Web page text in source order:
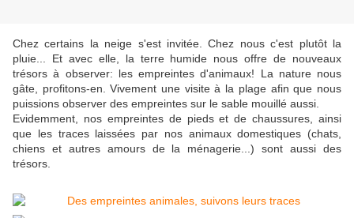
Chez certains la neige s'est invitée. Chez nous c'est plutôt la
pluie... Et avec elle, la terre humide nous offre de nouveaux
trésors à observer: les empreintes d'animaux! La nature nous
gâte, profitons-en. Vivement une visite à la plage afin que nous
puissions observer des empreintes sur le sable mouillé aussi.
Evidemment, nos empreintes de pieds et de chaussures, ainsi
que les traces laissées par nos animaux domestiques (chats,
chiens et autres amours de la ménagerie...) sont aussi des
trésors.